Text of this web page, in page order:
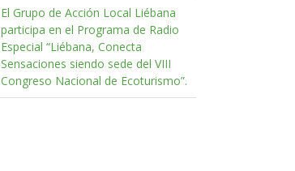
El Grupo de Acción Local Liébana
participa en el Programa de Radio
Especial “Liébana, Conecta
Sensaciones siendo sede del VIII
Congreso Nacional de Ecoturismo”.